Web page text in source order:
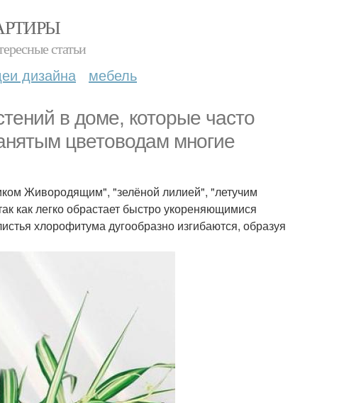
статьи
дизайна мебель
в доме, которые часто
цветоводам многие
Живородящим", "зелёной лилией", "летучим
как легко обрастает быстро укореняющимися
хлорофитума дугообразно изгибаются, образуя